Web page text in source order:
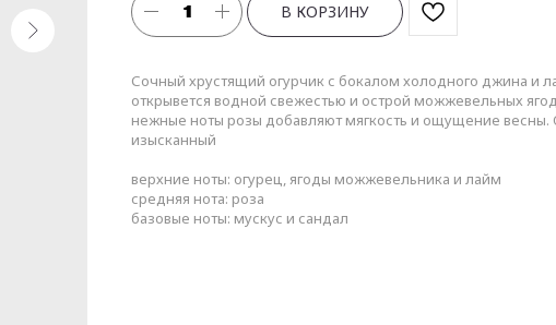
В КОРЗИНУ
Сочный хрустящий огурчик с бокалом холодного джина и
открывется водной свежестью и острой можжевельных
нежные ноты розы добавляют мягкость и ощущение
изысканный
верхние ноты: огурец, ягоды можжевельника и лайм
средняя нота: роза
базовые ноты: мускус и сандал